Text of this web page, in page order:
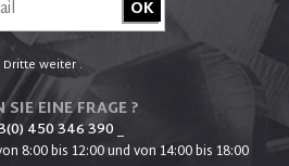
weiter .
SIE EINE FRAGE ?
450 346 390_
8:00 bis 12:00 und von 14:00 bis 18:00